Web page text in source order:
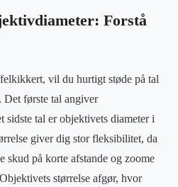
Forstå
vil du hurtigt støde på tal
første tal angiver
sidste tal er objektivets diameter i
giver dig stor fleksibilitet, da
skud på korte afstande og zoome
størrelse afgør, hvor